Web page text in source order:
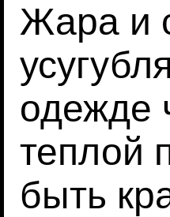
Жара и
одежде
теплой
быть